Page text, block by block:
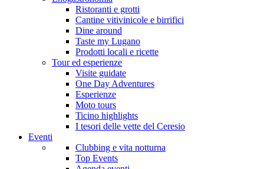
Ristoranti e grotti
Cantine vitivinicole e birrifici
Dine around
Taste my Lugano
Prodotti locali e ricette
Tour ed esperienze
Visite guidate
One Day Adventures
Esperienze
Moto tours
Ticino highlights
I tesori delle vette del Ceresio
Eventi
Clubbing e vita notturna
Top Events